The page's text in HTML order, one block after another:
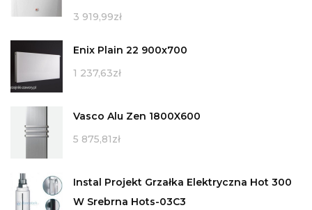
3 919,99zł
Enix Plain 22 900x700
1 237,63zł
Vasco Alu Zen 1800X600
5 875,81zł
Instal Projekt Grzałka Elektryczna Hot 300
W Srebrna Hots-03C3